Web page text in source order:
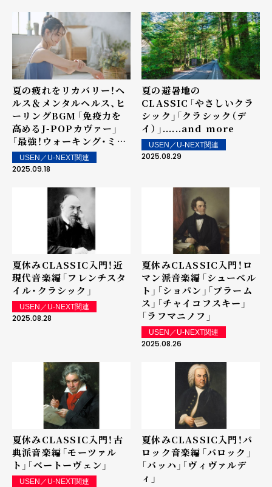
夏の疲れをリカバリー！ヘ
ルス＆メンタルヘルス、ヒ
ーリングBGM――「免疫力を
高めるJ-POPカヴァー」
「最強！ウォーキング・ミュ
ージック」「シニアのため
のヒーリング」「テストス
ク」......and more！
USEN／U-NEXT関連
2025.09.18
夏の避暑地の
CLASSIC――「やさしいクラ
シック」「クラシック（デ
イ）」......and more
USEN／U-NEXT関連
2025.08.29
夏休みCLASSIC入門！近
現代音楽編――「フレンチスタ
イル・クラシック」
USEN／U-NEXT関連
2025.08.28
夏休みCLASSIC入門！ロ
マン派音楽編――「シューベル
ト」「ショパン」「ブラーム
ス」「チャイコフスキー」
「ラフマニノフ」
USEN／U-NEXT関連
2025.08.26
夏休みCLASSIC入門！古
典派音楽編――「モーツァル
ト」「ベートーヴェン」
USEN／U-NEXT関連
夏休みCLASSIC入門！バ
ロック音楽編――「バロック」
「バッハ」「ヴィヴァルデ
ィ」